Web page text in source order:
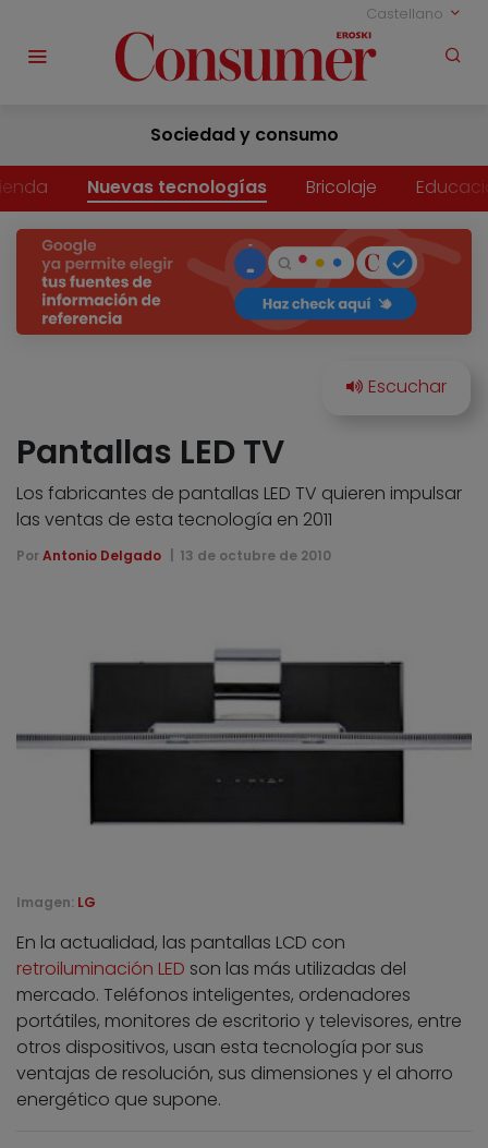
Castellano
Sociedad y consumo
Nuevas tecnologías Bricolaje
Pantallas LED TV
Los fabricantes de pantallas LED TV quieren impulsar
las ventas de esta tecnología en 2011
Por Antonio Delgado 13 de octubre de 2010
Imagen: LG
En la actualidad, las pantallas LCD con
retroiluminación LED son las más utilizadas del
mercado. Teléfonos inteligentes, ordenadores
portátiles, monitores de escritorio y televisores, entre
otros dispositivos, usan esta tecnología por sus
ventajas de resolución, sus dimensiones y el ahorro
energético que supone.